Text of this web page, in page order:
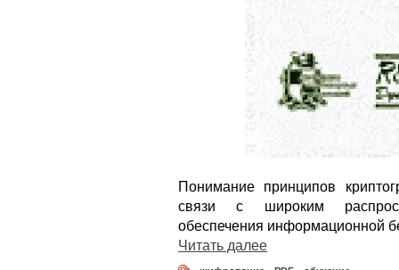
Понимание принципов
связи с широким
обеспечения информационной
Читать далее